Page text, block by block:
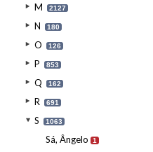
M 2127
N 180
O 126
P 853
Q 162
R 691
S 1063
Sá, Ângelo 1